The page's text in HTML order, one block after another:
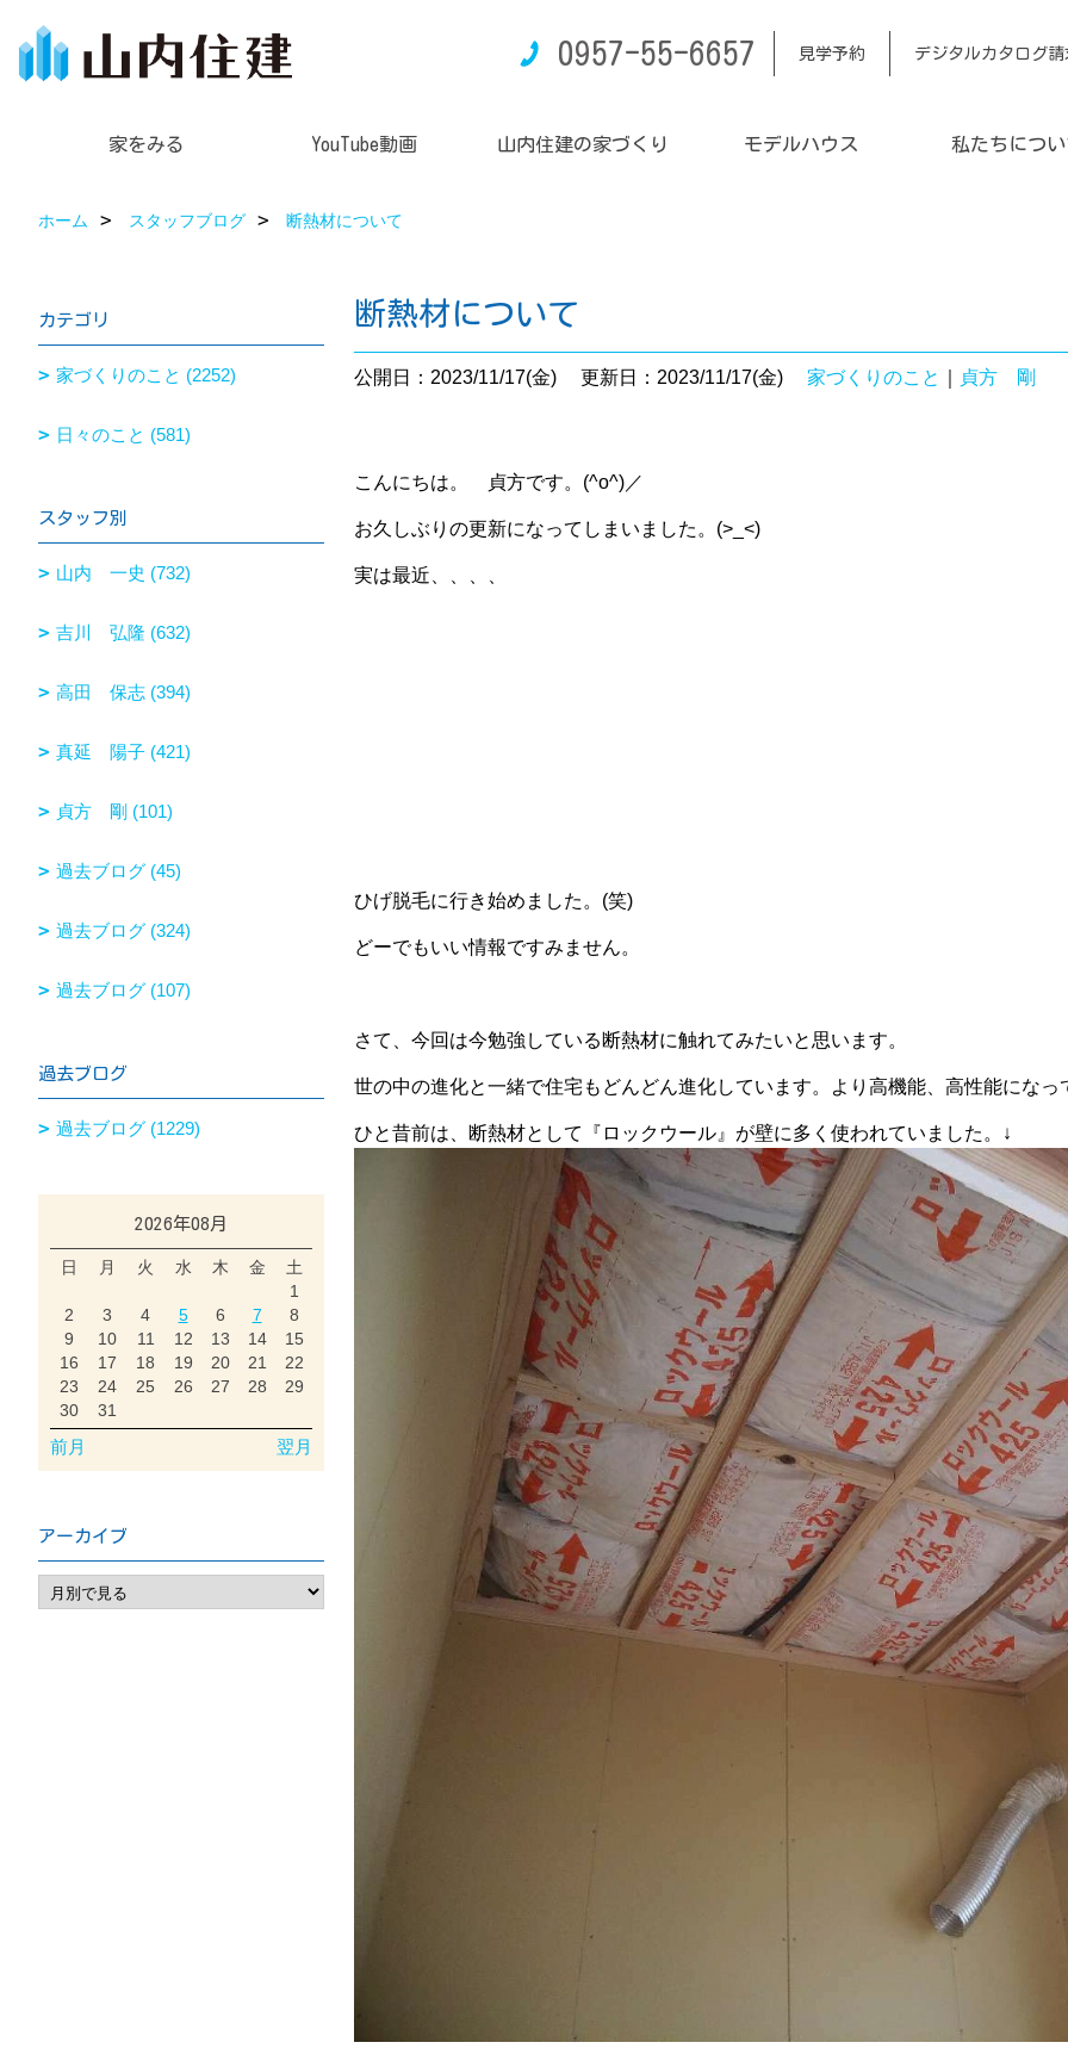
0957-55-6657 見学予約 デジタルカタログ請
家をみる YouTube動画 山内住建の家づくり モデルハウス 私たちにつ
ホーム スタッフブログ 断熱材について
断熱材について
公開日：2023/11/17(金) 更新日：2023/11/17(金) 家づくりのこと 貞方 剛
こんにちは。 貞方です。(^o^)／
お久しぶりの更新になってしまいました。(>_<)
実は最近、、、、
ひげ脱毛に行き始めました。(笑)
どーでもいい情報ですみません。
さて、今回は今勉強している断熱材に触れてみたいと思います。
世の中の進化と一緒で住宅もどんどん進化しています。より高機能、高性能にな
ひと昔前は、断熱材として『ロックウール』が壁に多く使われていました。↓
カテゴリ
家づくりのこと (2252)
日々のこと (581)
スタッフ別
山内 一史 (732)
吉川 弘隆 (632)
高田 保志 (394)
真延 陽子 (421)
貞方 剛 (101)
過去ブログ (45)
過去ブログ (324)
過去ブログ (107)
過去ブログ
過去ブログ (1229)
2026年08月
日 月 火 水 木 金
土
1
2
3 4 5 6 7
8
9
10 11 12 13 14
15
16
17 18 19 20 21
22
23
24 25 26 27 28
29
30
31
前月 翌月
アーカイブ